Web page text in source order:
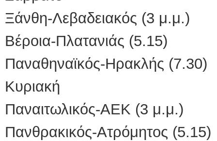
Ξάνθη-Λεβαδειακός (3 μ.μ.)
Βέροια-Πλατανιάς (5.15)
Παναθηναϊκός-Ηρακλής (7.30)
Κυριακή
Παναιτωλικός-ΑΕΚ (3 μ.μ.)
Πανθρακικός-Ατρόμητος (5.15)